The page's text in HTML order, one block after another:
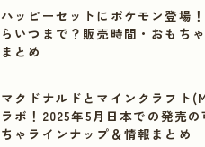
ハッピーセットにポケモン登場
らいつまで？販売時間・おもち
まとめ
マクドナルドとマインクラフト
ラボ！2025年5月日本での発売
ちゃラインナップ＆情報まとめ